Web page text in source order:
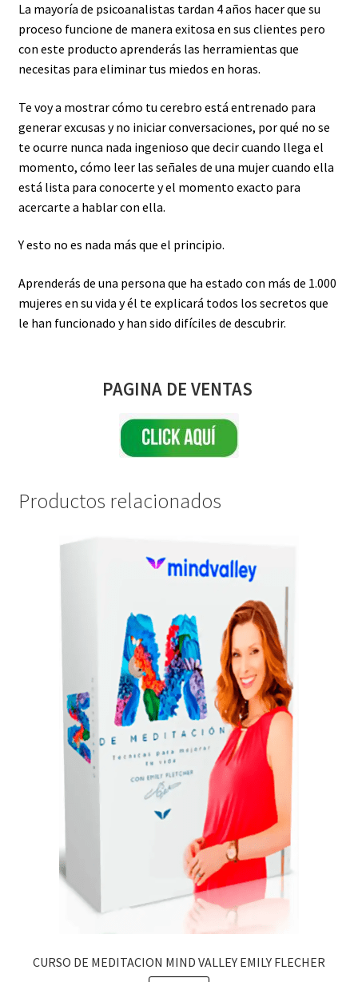
La mayoría de psicoanalistas tardan 4 años hacer que su
proceso funcione de manera exitosa en sus clientes pero
con este producto aprenderás las herramientas que
necesitas para eliminar tus miedos en horas.
Te voy a mostrar cómo tu cerebro está entrenado para
generar excusas y no iniciar conversaciones, por qué no se
te ocurre nunca nada ingenioso que decir cuando llega el
momento, cómo leer las señales de una mujer cuando ella
está lista para conocerte y el momento exacto para
acercarte a hablar con ella.
Y esto no es nada más que el principio.
Aprenderás de una persona que ha estado con más de 1.000
mujeres en su vida y él te explicará todos los secretos que
le han funcionado y han sido difíciles de descubrir.
PAGINA DE VENTAS
Productos relacionados
CURSO DE MEDITACION MIND VALLEY EMILY FLECHER